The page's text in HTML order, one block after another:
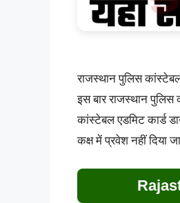
राजस्थान पुलिस
इस बार राजस्थान पुलिस
कांस्टेबल एडमिट कार्ड
कक्ष में प्रवेश नहीं दिया